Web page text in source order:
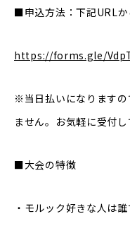
■申込方法：下記URL
https://forms.gle/
※当日払いになりますの
ません。お気軽に受付し
■大会の特徴
・モルック好きな人は誰